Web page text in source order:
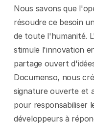
Nous savons que
résoudre ce besoin
de toute l'humanité.
stimule l'innovation
partage ouvert
Documenso, nous
signature ouverte et
pour responsabiliser
développeurs à